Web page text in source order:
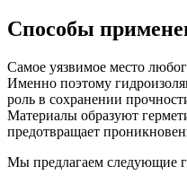
Способы
Самое уязвимое место
Именно поэтому
роль в сохранении
Материалы образуют
предотвращает
Мы предлагаем следующие